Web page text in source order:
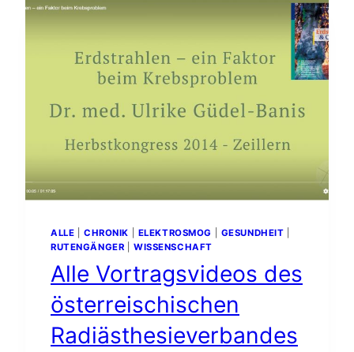
ALLE CHRONIK ELEKTROSMOG GESUNDHEIT
RUTENGÄNGER
WISSENSCHAFT
Alle Vortragsvideos des
österreischischen
Radiästhesieverbandes